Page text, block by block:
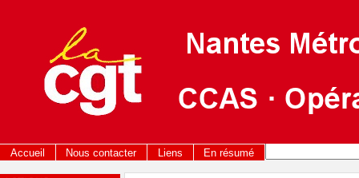
Accueil Nous contacter Liens En résumé